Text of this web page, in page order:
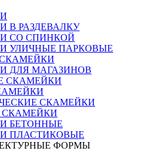
В РАЗДЕВАЛКУ
СО СПИНКОЙ
УЛИЧНЫЕ ПАРКОВЫЕ
ДЛЯ МАГАЗИНОВ
СКАМЕЙКИ
СКАМЕЙКИ
БЕТОННЫЕ
ПЛАСТИКОВЫЕ
ФОРМЫ